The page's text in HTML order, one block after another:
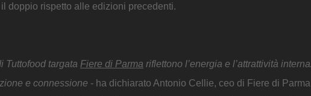
doppio rispetto alle edizioni precedenti.
Tuttofood targata Fiere di Parma riflettono l’energia e l’attrattività
e connessione - ha dichiarato Antonio Cellie, ceo di Fiere di